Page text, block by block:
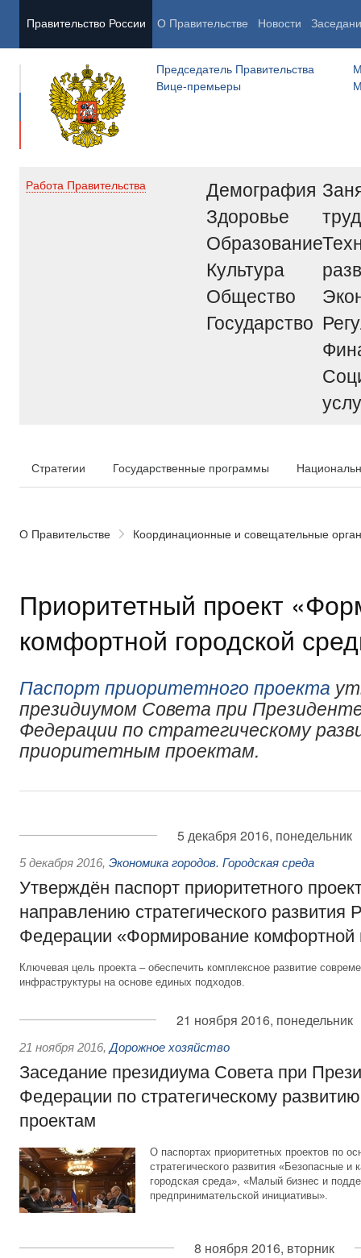
Правительство России О Правительстве Новости
Председатель Правительства
Вице-премьеры
Работа Правительства
Демография
Здоровье
Образование
Культура
Общество
Государство
труд
Стратегии Государственные программы
О Правительстве Координационные и совещательные
Приоритетный проект
комфортной городской
Паспорт приоритетного проекта
президиумом Совета при
Федерации по стратегическому
приоритетным проектам.
5 декабря 2016, понедельник
5 декабря 2016, Экономика городов. Городская среда
Утверждён паспорт приоритетного
направлению стратегического развития
Федерации «Формирование комфортной
Ключевая цель проекта – обеспечить комплексное развитие
инфраструктуры на основе единых подходов.
21 ноября 2016, понедельник
21 ноября 2016, Дорожное хозяйство
Заседание президиума Совета при
Федерации по стратегическому
проектам
О паспортах приоритетных проектов по
стратегического развития «Безопасные
городская среда», «Малый бизнес и
предпринимательской инициативы».
8 ноября 2016, вторник